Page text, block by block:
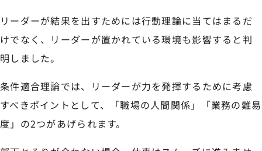
リーダーが結果を出すためには行動理論に当てはまるだ
けでなく、リーダーが置かれている環境も影響すると判
明しました。
条件適合理論では、リーダーが力を発揮するために考慮
すべきポイントとして、「職場の人間関係」「業務の難易
度」の2つがあげられます。